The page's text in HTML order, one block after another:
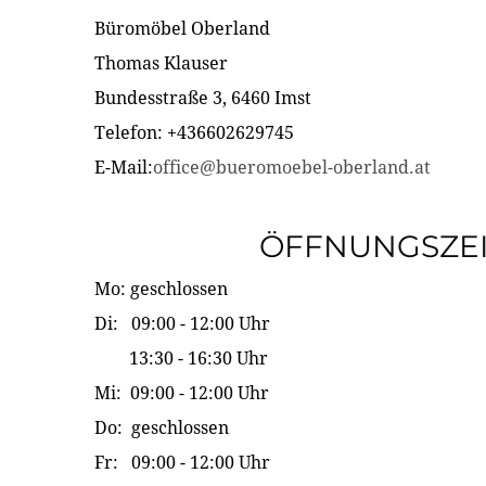
Büromöbel Oberland
Thomas Klauser
Bundesstraße 3, 6460 Imst
Telefon: +436602629745
E-Mail:office@bueromoebel-oberland.at
Mo: geschlossen
Di: 09:00 - 12:00 Uhr
13:30 - 16:30 Uhr
Mi: 09:00 - 12:00 Uhr
Do: geschlossen
Fr: 09:00 - 12:00 Uhr